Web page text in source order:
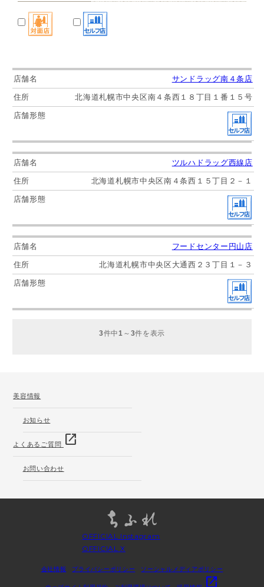
サンドラッグ南４条店
北海道札幌市中央区南４条西１８丁目１番１５号
ツルハドラッグ西線店
北海道札幌市中央区南４条西１５丁目２－１
フードセンター円山店
北海道札幌市中央区大通西２３丁目１－３
3件中 1 ～ 3件を表示
美容情報
お知らせ
よくあるご質問 open_in_new
お問い合わせ
OFFICIAL Instagram
OFFICIAL X
会社情報 プライバシーポリシー ソーシャルメディアポリシー
open_in_new